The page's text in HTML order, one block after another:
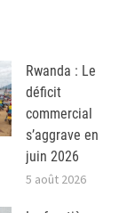
Rwanda : Le
déficit
commercial
s’aggrave en
juin 2026
5 août 2026